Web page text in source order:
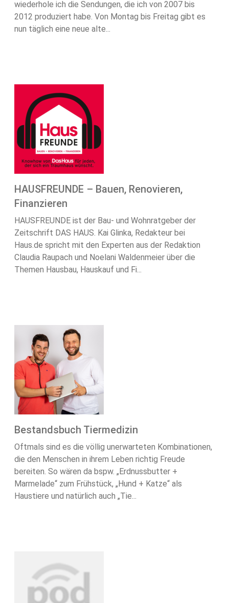
wiederhole ich die Sendungen, die ich von 2007 bis
2012 produziert habe. Von Montag bis Freitag gibt es
nun täglich eine neue alte...
HAUSFREUNDE – Bauen, Renovieren,
Finanzieren
HAUSFREUNDE ist der Bau- und Wohnratgeber der
Zeitschrift DAS HAUS. Kai Glinka, Redakteur bei
Haus.de spricht mit den Experten aus der Redaktion
Claudia Raupach und Noelani Waldenmeier über die
Themen Hausbau, Hauskauf und Fi...
Bestandsbuch Tiermedizin
Oftmals sind es die völlig unerwarteten Kombinationen,
die den Menschen in ihrem Leben richtig Freude
bereiten. So wären da bspw. „Erdnussbutter +
Marmelade“ zum Frühstück, „Hund + Katze“ als
Haustiere und natürlich auch „Tie...